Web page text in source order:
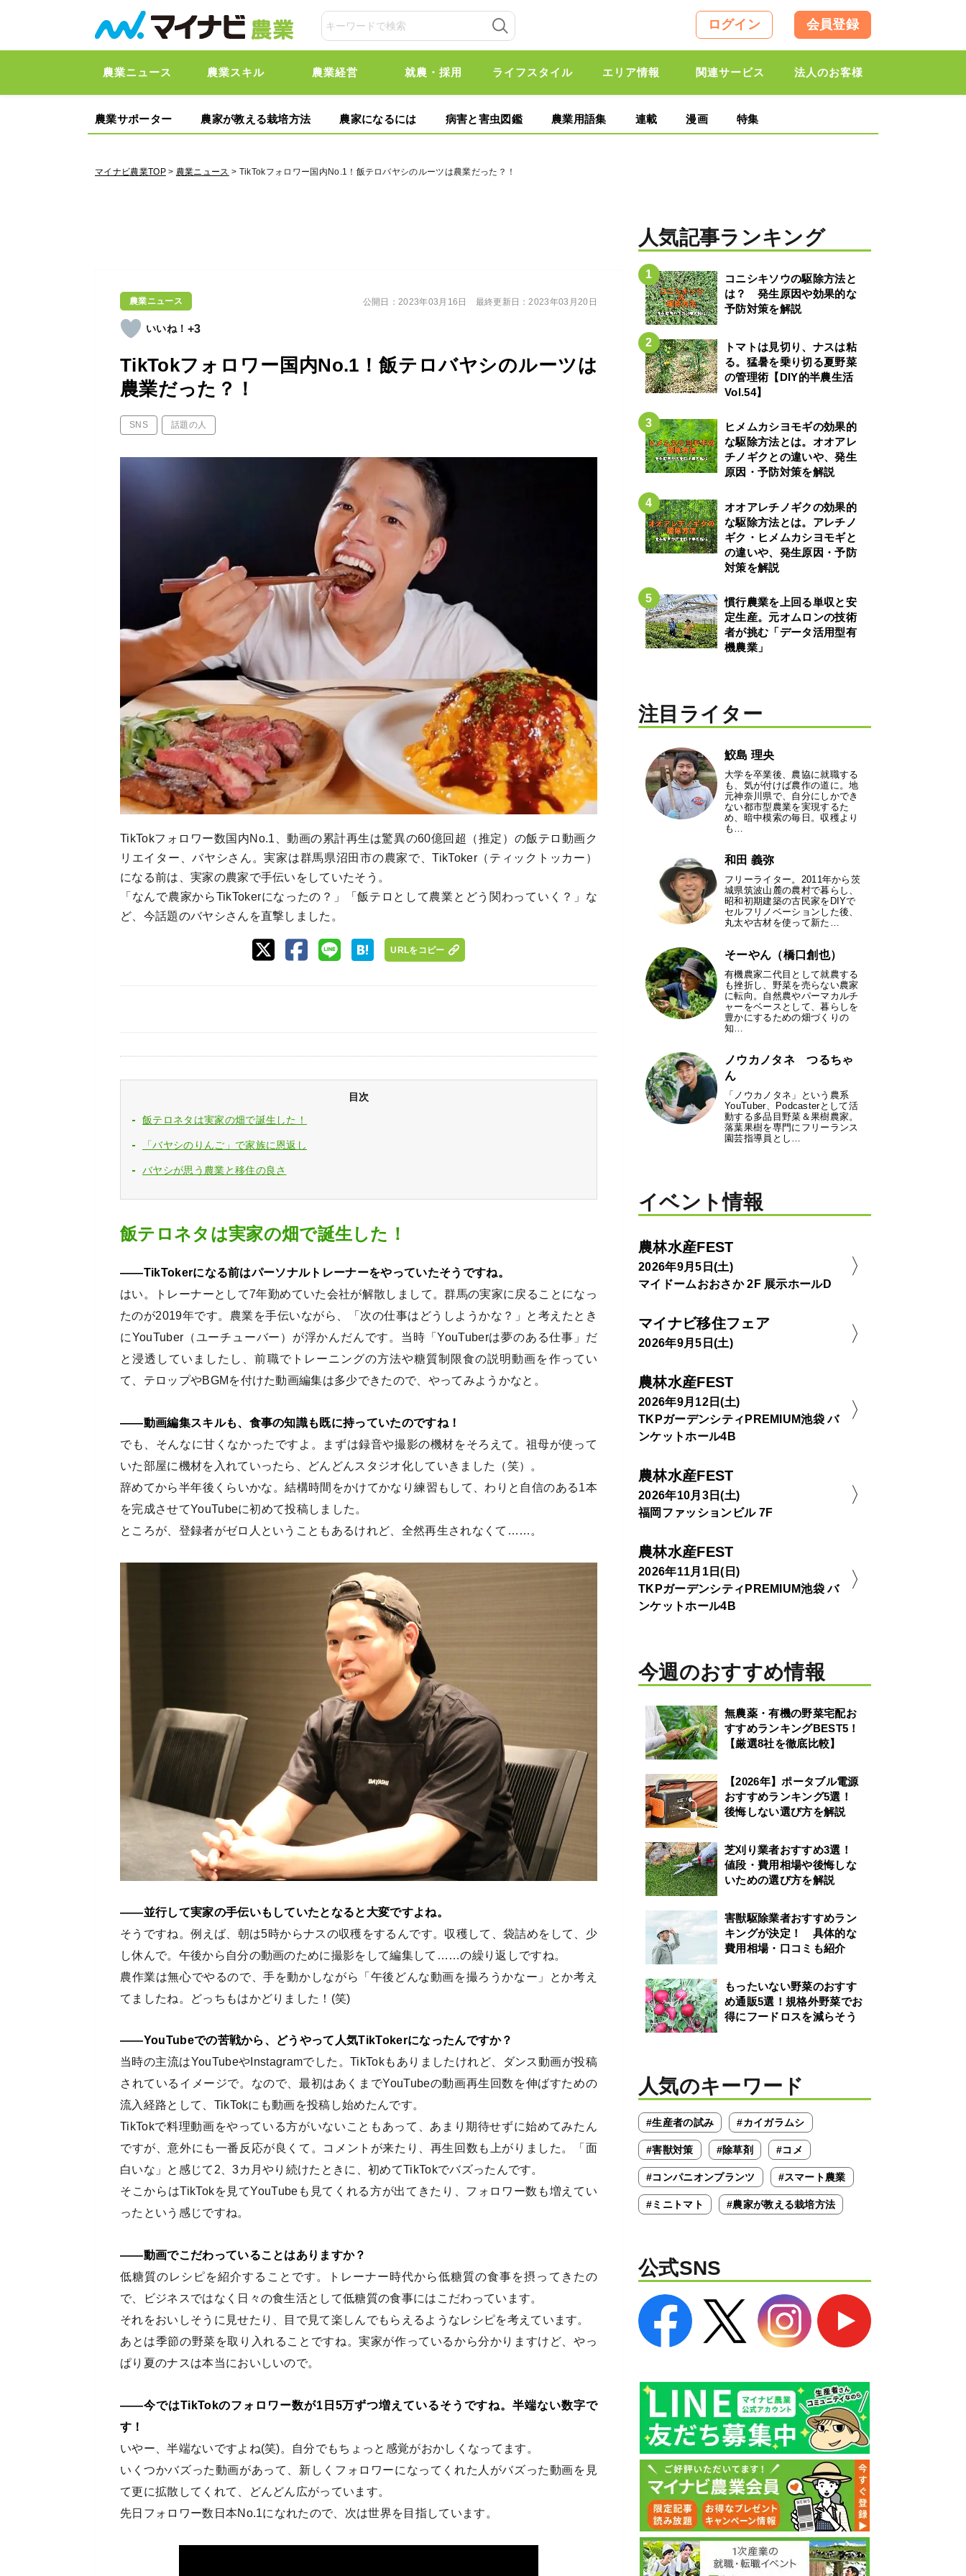
ログイン 会員登録
農業ニュース 農業スキル 農業経営 就農・採用 ライフスタイル エリア情報 関連サービス 法人のお客様
農業サポーター 農家が教える栽培方法 農家になるには 病害と害虫図鑑 農業用語集 連載 漫画 特集
マイナビ農業TOP> 農業ニュース > TikTokフォロワー国内No.1！飯テロバヤシのルーツは農業だった？！
農業ニュース
+3
TikTokフォロワー国内No.1！飯テロバヤシのルーツは
農業だった？！
SNS 話題の人
公開日：2023年03月16日 最終更新日：2023年03月20日
TikTokフォロワー数国内No.1、動画の累計再生は驚異の60億回超（推定）の飯テロ動画ク
リエイター、バヤシさん。実家は群馬県沼田市の農家で、TikToker（ティックトッカー）
になる前は、実家の農家で手伝いをしていたそう。
「なんで農家からTikTokerになったの？」「飯テロとして農業とどう関わっていく？」な
ど、今話題のバヤシさんを直撃しました。
URLをコピー
目次
飯テロネタは実家の畑で誕生した！
「バヤシのりんご」で家族に恩返し
バヤシが思う農業と移住の良さ
飯テロネタは実家の畑で誕生した！
――TikTokerになる前はパーソナルトレーナーをやっていたそうですね。
はい。トレーナーとして7年勤めていた会社が解散しまして。群馬の実家に戻ることになっ
たのが2019年です。農業を手伝いながら、「次の仕事はどうしようかな？」と考えたとき
にYouTuber（ユーチューバー）が浮かんだんです。当時「YouTuberは夢のある仕事」だ
と浸透していましたし、前職でトレーニングの方法や糖質制限食の説明動画を作ってい
て、テロップやBGMを付けた動画編集は多少できたので、やってみようかなと。
――動画編集スキルも、食事の知識も既に持っていたのですね！
でも、そんなに甘くなかったですよ。まずは録音や撮影の機材をそろえて。祖母が使って
いた部屋に機材を入れていったら、どんどんスタジオ化していきました（笑）。
辞めてから半年後くらいかな。結構時間をかけてかなり練習もして、わりと自信のある1本
を完成させてYouTubeに初めて投稿しました。
ところが、登録者がゼロ人ということもあるけれど、全然再生されなくて……。
――並行して実家の手伝いもしていたとなると大変ですよね。
そうですね。例えば、朝は5時からナスの収穫をするんです。収穫して、袋詰めをして、少
し休んで。午後から自分の動画のために撮影をして編集して……の繰り返しですね。
農作業は無心でやるので、手を動かしながら「午後どんな動画を撮ろうかなー」とか考え
てましたね。どっちもはかどりました！(笑)
――YouTubeでの苦戦から、どうやって人気TikTokerになったんですか？
当時の主流はYouTubeやInstagramでした。TikTokもありましたけれど、ダンス動画が投稿
されているイメージで。なので、最初はあくまでYouTubeの動画再生回数を伸ばすための
流入経路として、TikTokにも動画を投稿し始めたんです。
TikTokで料理動画をやっている方がいないこともあって、あまり期待せずに始めてみたん
ですが、意外にも一番反応が良くて。コメントが来たり、再生回数も上がりました。「面
白いな」と感じて2、3カ月やり続けたときに、初めてTikTokでバズったんです。
そこからはTikTokを見てYouTubeも見てくれる方が出てきたり、フォロワー数も増えてい
ったという感じですね。
――動画でこだわっていることはありますか？
低糖質のレシピを紹介することです。トレーナー時代から低糖質の食事を摂ってきたの
で、ビジネスではなく日々の食生活として低糖質の食事にはこだわっています。
それをおいしそうに見せたり、目で見て楽しんでもらえるようなレシピを考えています。
あとは季節の野菜を取り入れることですね。実家が作っているから分かりますけど、やっ
ぱり夏のナスは本当においしいので。
――今ではTikTokのフォロワー数が1日5万ずつ増えているそうですね。半端ない数字で
す！
いやー、半端ないですよね(笑)。自分でもちょっと感覚がおかしくなってます。
いくつかバズった動画があって、新しくフォロワーになってくれた人がバズった動画を見
て更に拡散してくれて、どんどん広がっています。
先日フォロワー数日本No.1になれたので、次は世界を目指しています。
人気記事ランキング
コニシキソウの駆除方法と
は？ 発生原因や効果的な
予防対策を解説
トマトは見切り、ナスは粘
る。猛暑を乗り切る夏野菜
の管理術【DIY的半農生活
Vol.54】
ヒメムカシヨモギの効果的
な駆除方法とは。オオアレ
チノギクとの違いや、発生
原因・予防対策を解説
オオアレチノギクの効果的
な駆除方法とは。アレチノ
ギク・ヒメムカシヨモギと
の違いや、発生原因・予防
対策を解説
慣行農業を上回る単収と安
定生産。元オムロンの技術
者が挑む「データ活用型有
機農業」
注目ライター
鮫島 理央
大学を卒業後、農協に就職する
も、気が付けば農作の道に。地
元神奈川県で、自分にしかでき
ない都市型農業を実現するた
め、暗中模索の毎日。収穫より
も…
和田 義弥
フリーライター。2011年から茨
城県筑波山麓の農村で暮らし、
昭和初期建築の古民家をDIYで
セルフリノベーションした後、
丸太や古材を使って新た…
そーやん（橋口創也）
有機農家二代目として就農する
も挫折し、野菜を売らない農家
に転向。自然農やパーマカルチ
ャーをベースとして、暮らしを
豊かにするための畑づくりの
知…
ノウカノタネ つるちゃ
ん
「ノウカノタネ」という農系
YouTuber、Podcasterとして活
動する多品目野菜＆果樹農家。
落葉果樹を専門にフリーランス
園芸指導員とし…
イベント情報
農林水産FEST
2026年9月5日(土)
マイドームおおさか 2F 展示ホールD
マイナビ移住フェア
2026年9月5日(土)
農林水産FEST
2026年9月12日(土)
TKPガーデンシティPREMIUM池袋 バ
ンケットホール4B
農林水産FEST
2026年10月3日(土)
福岡ファッションビル 7F
農林水産FEST
2026年11月1日(日)
TKPガーデンシティPREMIUM池袋 バ
ンケットホール4B
今週のおすすめ情報
無農薬・有機の野菜宅配お
すすめランキングBEST5！
【厳選8社を徹底比較】
【2026年】ポータブル電源
おすすめランキング5選！
後悔しない選び方を解説
芝刈り業者おすすめ3選！
値段・費用相場や後悔しな
いための選び方を解説
害獣駆除業者おすすめラン
キングが決定！ 具体的な
費用相場・口コミも紹介
もったいない野菜のおすす
め通販5選！規格外野菜でお
得にフードロスを減らそう
人気のキーワード
#生産者の試み #カイガラムシ
#害獣対策 #除草剤 #コメ
#コンパニオンプランツ #スマート農業
#ミニトマト #農家が教える栽培方法
公式SNS